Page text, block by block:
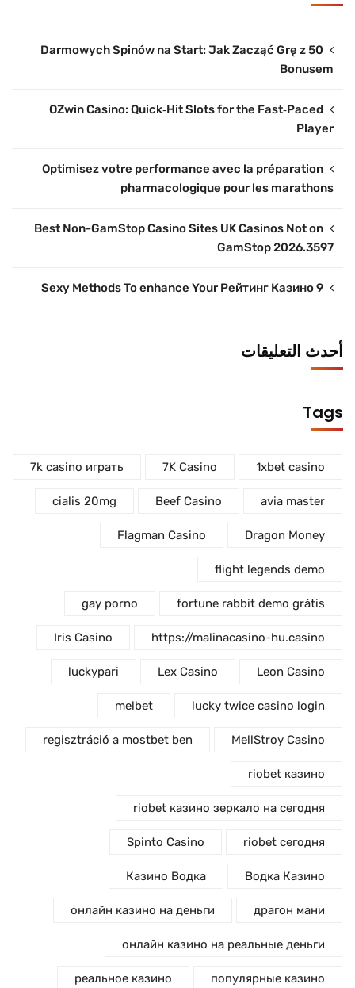
50 Darmowych Spinów na Start: Jak Zacząć Grę z
Bonusem
OZwin Casino: Quick‑Hit Slots for the Fast‑Paced
Player
Optimisez votre performance avec la préparation
pharmacologique pour les marathons
Best Non-GamStop Casino Sites UK Casinos Not on
GamStop 2026.3597
9 Sexy Methods To enhance Your Рейтинг Казино
أحدث التعليقات
Tags
1xbet casino
7K Casino
7k casino играть
avia master
Beef Casino
cialis 20mg
Dragon Money
Flagman Casino
flight legends demo
fortune rabbit demo grátis
gay porno
https://malinacasino-hu.casino
Iris Casino
Leon Casino
Lex Casino
luckypari
lucky twice casino login
melbet
MellStroy Casino
regisztráció a mostbet ben
riobet казино
riobet казино зеркало на сегодня
riobet сегодня
Spinto Casino
Водка Казино
Казино Водка
драгон мани
онлайн казино на деньги
онлайн казино на реальные деньги
популярные казино
реальное казино